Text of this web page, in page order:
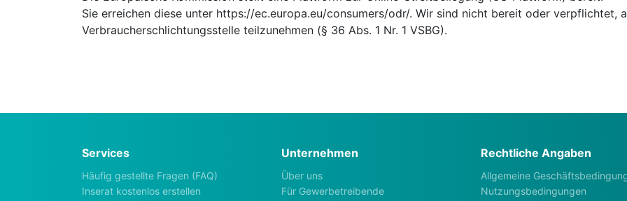
Sie erreichen diese unter https://ec.europa.eu/consumers/odr/. Wir sind nicht bereit oder verpflichtet,
Verbraucherschlichtungsstelle teilzunehmen (§ 36 Abs. 1 Nr. 1 VSBG).
Services
Häufig gestellte Fragen (FAQ)
Inserat kostenlos erstellen
Unternehmen
Über uns
Für Gewerbetreibende
Rechtliche Angaben
Allgemeine
Nutzungsbedingungen